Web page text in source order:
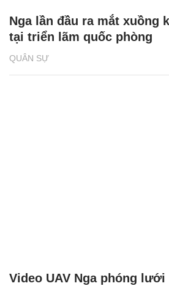
QUÂN SỰ
Nga lần đầu ra mắt xuồng
tại triển lãm quốc phòng
Video UAV Nga phóng